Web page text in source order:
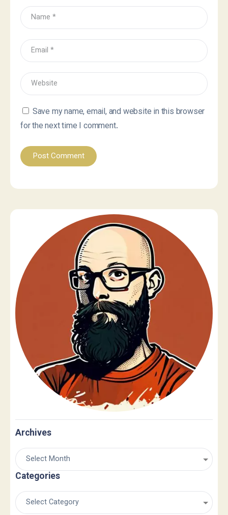
Save my name, email, and website in this browser
for the next time I comment.
Archives
Categories